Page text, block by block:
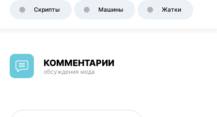
Скрипты Машины Жатки
КОММЕНТАРИИ
обсуждения мода